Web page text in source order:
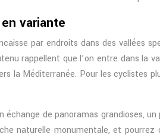
variante
par endroits dans des vallées
rappellent que l’on entre dans la
la Méditerranée. Pour les cyclistes
de panoramas grandioses,
naturelle monumentale, et pourrez